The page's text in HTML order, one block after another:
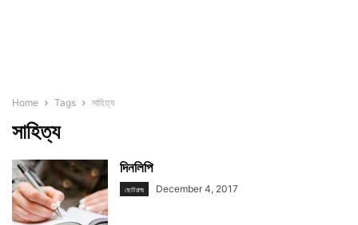
Home Tags সাহিত্য
সাহিত্য
দিনলিপি
ছোটগল্পঃ December 4, 2017